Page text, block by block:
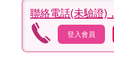
聯絡電話(未驗證)，
登入會員